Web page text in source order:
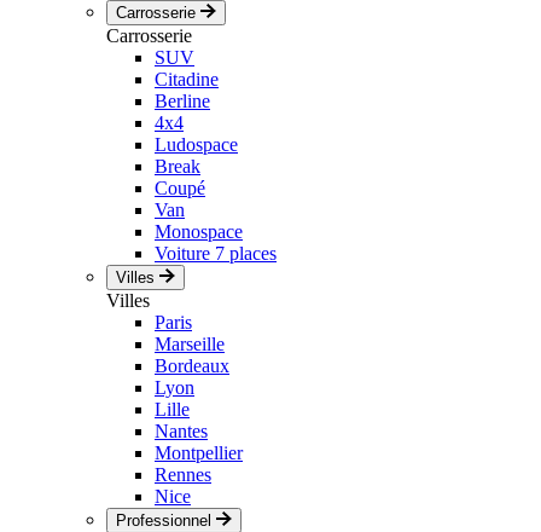
Carrosserie
Carrosserie
SUV
Citadine
Berline
4x4
Ludospace
Break
Coupé
Van
Monospace
Voiture 7 places
Villes
Villes
Paris
Marseille
Bordeaux
Lyon
Lille
Nantes
Montpellier
Rennes
Nice
Professionnel